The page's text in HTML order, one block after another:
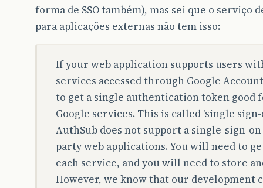
forma de SSO também), mas sei que o serviço
para aplicações externas não tem isso:
If your web application supports users
services accessed through Google
to get a single authentication token good
Google services. This is called 'single
AuthSub does not support a single-sign-
party web applications. You will need to
each service, and you will need to store
However, we know that our development